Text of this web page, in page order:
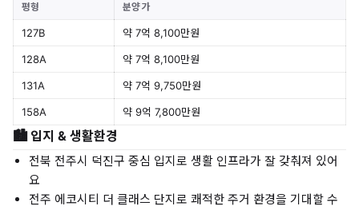
평형 분양가
127B 약 7억 8,100만원
128A 약 7억 8,100만원
131A 약 7억 9,750만원
158A 약 9억 7,800만원
🏙️ 입지 & 생활환경
전북 전주시 덕진구 중심 입지로 생활 인프라가 잘 갖춰져 있어
요
전주 에코시티 더 클래스 단지로 쾌적한 주거 환경을 기대할 수